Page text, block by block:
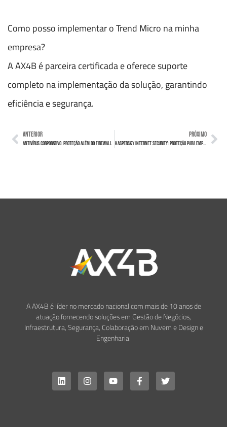
Como posso implementar o Trend Micro na minha
empresa?
A AX4B é parceira certificada e oferece suporte
completo na implementação da solução, garantindo
eficiência e segurança.
ANTERIOR
Antivírus Corporativo: Proteção Além do Firewall
PRÓXIMO
Kaspersky Internet Security: Proteção para Empresas
A AX4B é líder no mercado nacional com mais de 10 anos de
atuação fornecendo soluções em Gestão de Negócios,
Infraestrutura, Segurança, Colaboração em Nuvem e Design e
Engenharia.